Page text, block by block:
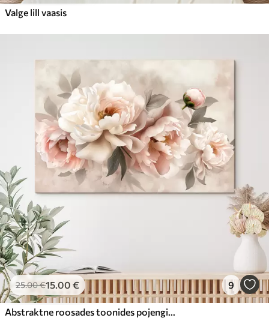
Valge lill vaasis
25.00€15.00 € 9
Abstraktne roosades toonides pojengide kimp